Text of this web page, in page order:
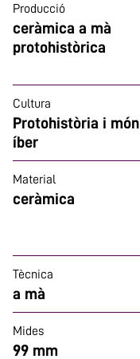
Producció
ceràmica a mà
protohistòrica
Cultura
Protohistòria i món
íber
Material
ceràmica
Tècnica
a mà
Mides
99 mm